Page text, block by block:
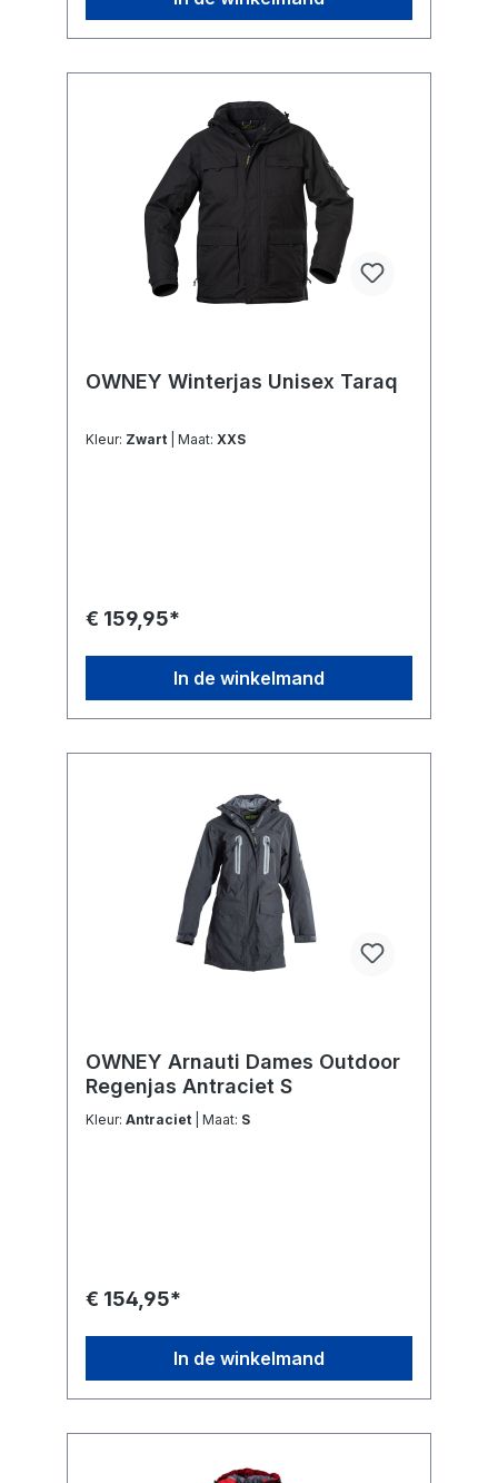
OWNEY Winterjas Unisex Taraq
Kleur: Zwart | Maat: XXS
€ 159,95*
In de winkelmand
OWNEY Arnauti Dames Outdoor
Regenjas Antraciet S
Kleur: Antraciet | Maat: S
€ 154,95*
In de winkelmand